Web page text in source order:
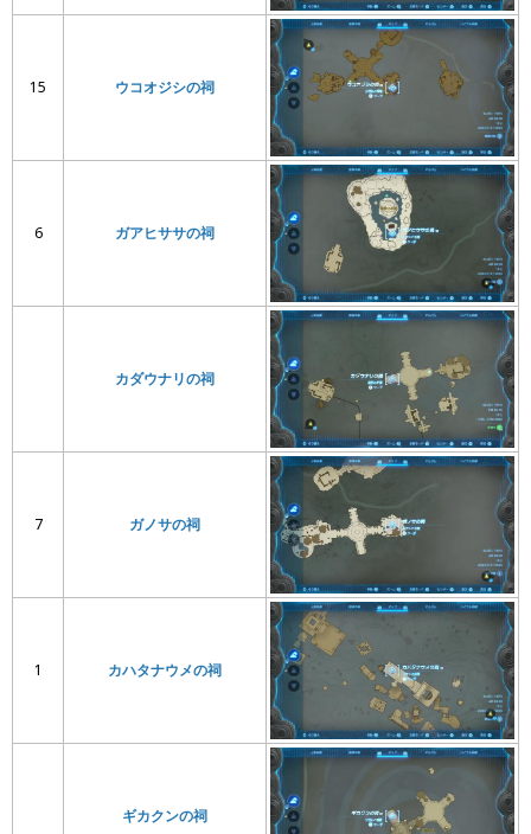
15 ウコオジシの祠
6 ガアヒササの祠
カダウナリの祠
7 ガノサの祠
1 カハタナウメの祠
ギカクンの祠